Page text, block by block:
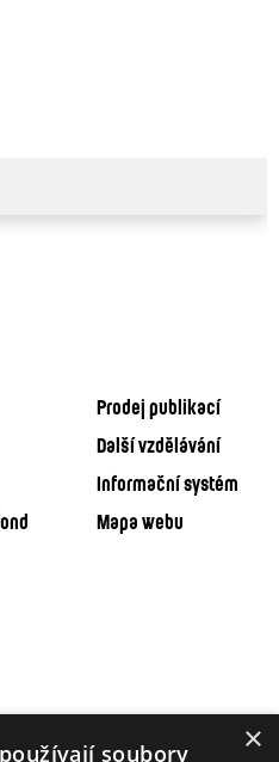
Prodej publikací
Další vzdělávání
Informační systém
Mapa webu
×
soubory